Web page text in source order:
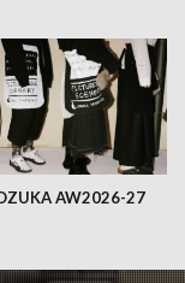
AW2026-27